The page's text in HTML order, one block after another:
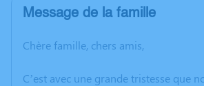
Message de la famille
Chère famille, chers amis,
C’est avec une grande tristesse que